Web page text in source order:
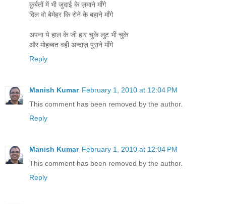
क़ुर्बतों में भी जुदाई के ज़माने माँगे
दिल वो बेमेहर कि रोने के बहाने माँगे
अपना ये हाल के जी हार चुके लुट भी चुके
और मोहब्बत वही अन्दाज़ पुराने माँगे
Reply
Manish Kumar February 1, 2010 at 12:04 PM
This comment has been removed by the author.
Reply
Manish Kumar February 1, 2010 at 12:04 PM
This comment has been removed by the author.
Reply